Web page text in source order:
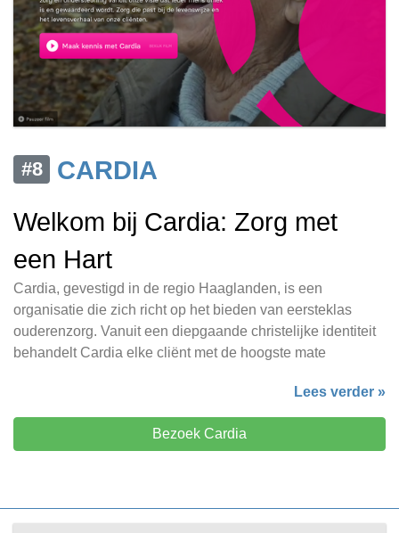
#8
CARDIA
Welkom bij Cardia: Zorg met
een Hart
Cardia, gevestigd in de regio Haaglanden, is een
organisatie die zich richt op het bieden van eersteklas
ouderenzorg. Vanuit een diepgaande christelijke identiteit
behandelt Cardia elke cliënt met de hoogste mate
Lees verder »
Bezoek Cardia